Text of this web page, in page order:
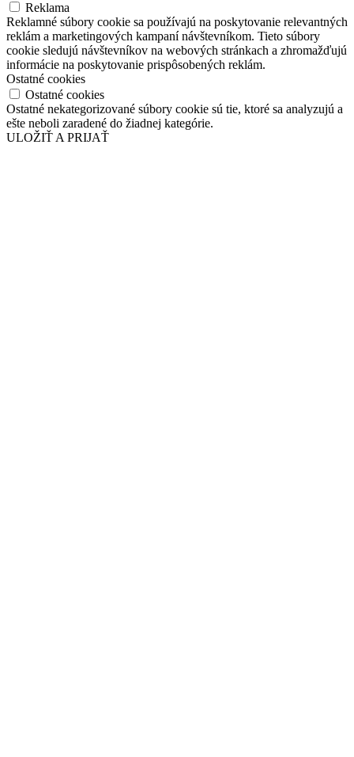
Reklama
Reklamné súbory cookie sa používajú na poskytovanie relevantných
reklám a marketingových kampaní návštevníkom. Tieto súbory
cookie sledujú návštevníkov na webových stránkach a zhromažďujú
informácie na poskytovanie prispôsobených reklám.
Ostatné cookies
Ostatné cookies
Ostatné nekategorizované súbory cookie sú tie, ktoré sa analyzujú a
ešte neboli zaradené do žiadnej kategórie.
ULOŽIŤ A PRIJAŤ